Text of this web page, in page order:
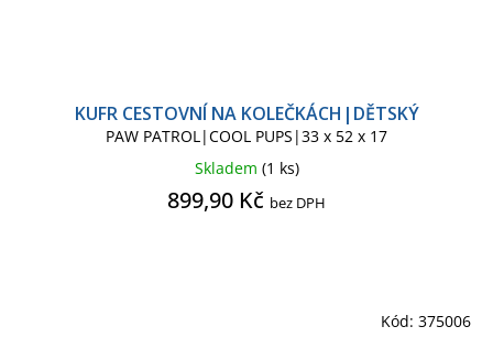
KUFR CESTOVNÍ NA KOLEČKÁCH|DĚTSKÝ
PAW PATROL|COOL PUPS|33 x 52 x 17
Skladem (1 ks)
899,90 Kč bez DPH
Kód: 375006